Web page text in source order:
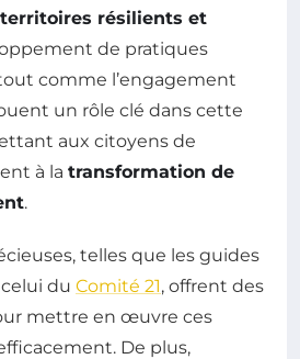
territoires résilients et
de pratiques
comme l’engagement
un rôle clé dans cette
aux citoyens de
à la transformation de
.
telles que les guides
du Comité 21, offrent des
mettre en œuvre ces
De plus,